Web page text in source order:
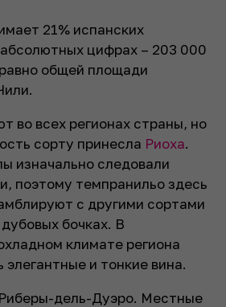
21% испанских
абсолютных цифрах – 203 000
общей площади
во всех регионах страны, но
сорту принесла Риоха.
изначально следовали
поэтому темпранильо здесь
с другими сортами
бочках. В
климате региона
элегантные и тонкие вина.
дель-Дуэро. Местные